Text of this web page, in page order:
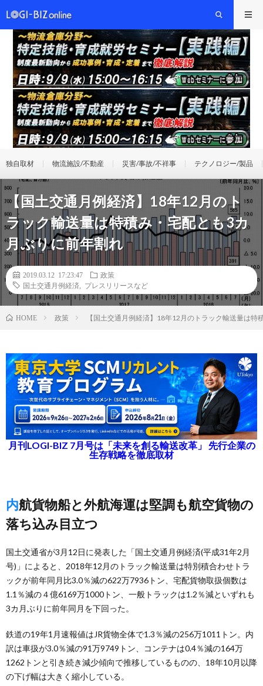
独自取材 物流施設/不動産 災害/事故/不祥事 テクノロジー/製品
【国土交通月例経済】18年12月のト
ラック輸送量は特積み・宅配とも3カ
月ぶりに前年割れ
2019.03.12 17:23:47
政策
国土交通月例経済
プレスリリースなど
HOME 政策 【国土交通月例経済】18年12月のトラック輸送量は
月刊LOGI-BIZ 7月号は「未来を創る輸送改革」 先行企業の
生存戦略を徹底取材
内航貨物船と外航海運は堅調も航空貨物の
落ち込み目立つ
国土交通省が3月12日に発表した「国土交通月例経済(平成31年2月
号)」によると、2018年12月のトラック輸送量は特別積合わせトラ
ックが前年同月比3.0％減の622万7936トン、宅配貨物取扱個数は
1.1％減の４億6169万1000トン、一般トラックは1.2％減といずれも
3カ月ぶりに前年同月を下回った。
鉄道の19年1月速報値はJR貨物全体で1.3％減の256万1011トン。内
訳は車扱が3.0％減の91万9749トン、コンテナは0.4％減の164万
1262トンと引き続き減少傾向で推移しているものの、18年10月以降
の下げ幅は大きく縮小している。